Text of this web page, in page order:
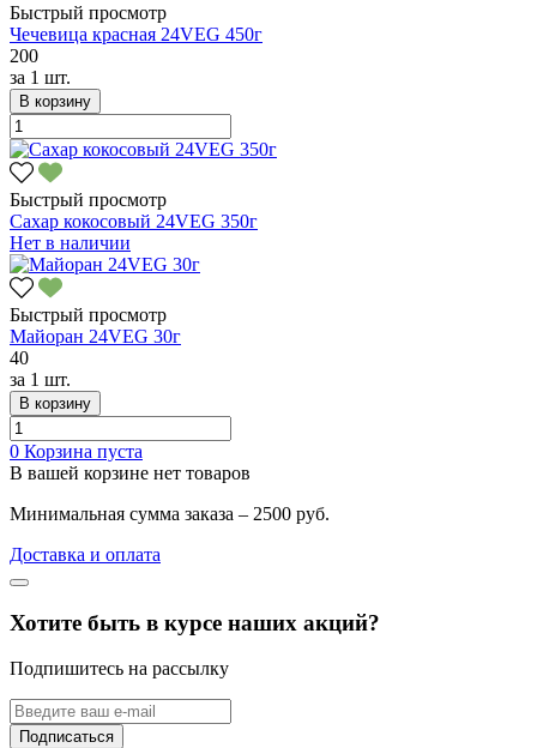
Быстрый просмотр
Чечевица красная 24VEG 450г
200
за 1 шт.
В корзину
Быстрый просмотр
Сахар кокосовый 24VEG 350г
Нет в наличии
Быстрый просмотр
Майоран 24VEG 30г
40
за 1 шт.
В корзину
0 Корзина пуста
В вашей корзине нет товаров
Минимальная сумма заказа – 2500 руб.
Доставка и оплата
Хотите быть в курсе наших акций?
Подпишитесь на рассылку
Подписаться